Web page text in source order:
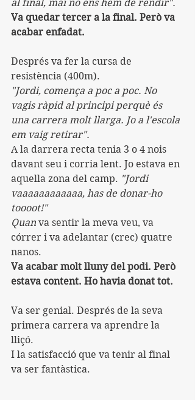
al final, mai no ens hem de rendir".
Va quedar tercer a la final. Però va
acabar enfadat.
Després va fer la cursa de
resistència (400m).
"Jordi, comença a poc a poc. No
vagis ràpid al principi perquè és
una carrera molt llarga. Jo a l'escola
em vaig retirar".
A la darrera recta tenia 3 o 4 nois
davant seu i corria lent. Jo estava en
aquella zona del camp. "Jordi
vaaaaaaaaaaaa, has de donar-ho
toooot!"
Quan va sentir la meva veu, va
córrer i va adelantar (crec) quatre
nanos.
Va acabar molt lluny del podi. Però
estava content. Ho havia donat tot.
Va ser genial. Després de la seva
primera carrera va aprendre la
lliçó.
I la satisfacció que va tenir al final
va ser fantàstica.